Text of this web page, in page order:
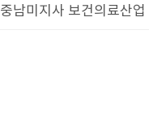
중남미지사 보건의료산